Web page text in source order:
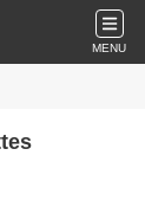
MENU